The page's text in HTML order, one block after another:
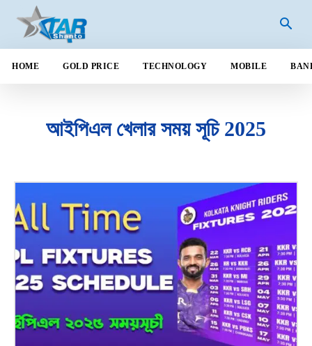
HOME GOLD PRICE TECHNOLOGY MOBILE
আইপিএল খেলার সময় সূচি 2025